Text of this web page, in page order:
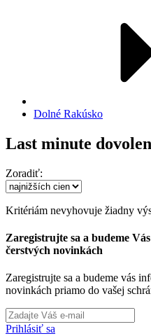
Dolné Rakúsko
Last minute
Zoradiť:
Kritériám nevyhovuje žiadny
Zaregistrujte sa a budeme
čerstvých novinkách
Zaregistrujte sa a budeme vás
novinkách priamo do vašej
Prihlásiť sa